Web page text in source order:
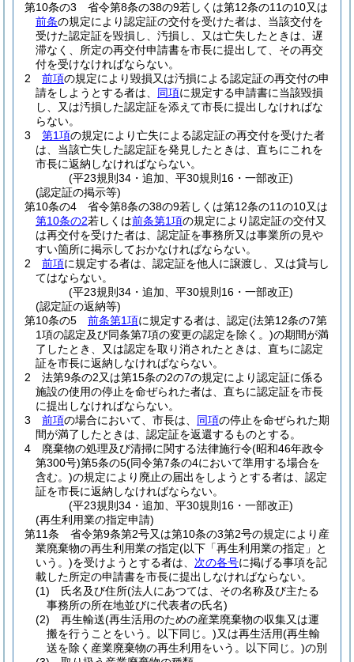
第10条の3
省令第8条の38の9若しくは第12条の11の10又は
前条の規定により認定証の交付を受けた者は、当該交付を
受けた認定証を毀損し、汚損し、又は亡失したときは、遅
滞なく、所定の再交付申請書を市長に提出して、その再交
付を受けなければならない。
2
前項の規定により毀損又は汚損による認定証の再交付の申
請をしようとする者は、 同項に規定する申請書に当該毀損
し、又は汚損した認定証を添えて市長に提出しなければな
らない。
3
第1項の規定により亡失による認定証の再交付を受けた者
は、当該亡失した認定証を発見したときは、直ちにこれを
市長に返納しなければならない。
(平23規則34・追加、平30規則16・一部改正)
(認定証の掲示等)
第10条の4
省令第8条の38の9若しくは第12条の11の10又は
第10条の2若しくは前条第1項の規定により認定証の交付又
は再交付を受けた者は、認定証を事務所又は事業所の見や
すい箇所に掲示しておかなければならない。
2
前項に規定する者は、認定証を他人に譲渡し、又は貸与し
てはならない。
(平23規則34・追加、平30規則16・一部改正)
(認定証の返納等)
第10条の5
前条第1項に規定する者は、認定(法第12条の7第
1項の認定及び同条第7項の変更の認定を除く。)の期間が満
了したとき、又は認定を取り消されたときは、直ちに認定
証を市長に返納しなければならない。
2
法第9条の2又は第15条の2の7の規定により認定証に係る
施設の使用の停止を命ぜられた者は、直ちに認定証を市長
に提出しなければならない。
3
前項の場合において、市長は、 同項の停止を命ぜられた期
間が満了したときは、認定証を返還するものとする。
4
廃棄物の処理及び清掃に関する法律施行令(昭和46年政令
第300号)第5条の5(同令第7条の4において準用する場合を
含む。)の規定により廃止の届出をしようとする者は、認定
証を市長に返納しなければならない。
(平23規則34・追加、平30規則16・一部改正)
(再生利用業の指定申請)
第11条
省令第9条第2号又は第10条の3第2号の規定により産
業廃棄物の再生利用業の指定(以下「再生利用業の指定」と
いう。)を受けようとする者は、 次の各号に掲げる事項を記
載した所定の申請書を市長に提出しなければならない。
(1)
氏名及び住所(法人にあつては、その名称及び主たる
事務所の所在地並びに代表者の氏名)
(2)
再生輸送(再生活用のための産業廃棄物の収集又は運
搬を行うことをいう。以下同じ。)又は再生活用(再生輸
送を除く産業廃棄物の再生利用をいう。以下同じ。)の別